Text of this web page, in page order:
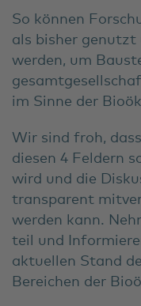
So können
als bisher genutzt
werden, um
im Sinne der
Wir sind froh,
diesen 4 Feldern
wird und die
transparent
werden kann.
teil und
aktuellen Stand
Bereichen der